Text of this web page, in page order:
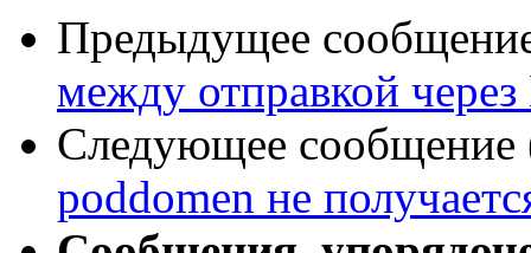
Предыдущее
между отправкой
Следующее сообщение
poddomen не